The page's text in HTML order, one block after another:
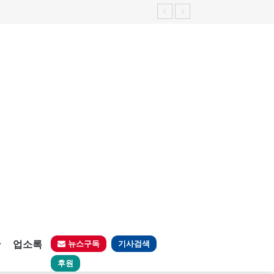
업소록 뉴스구독 기사검색
후원